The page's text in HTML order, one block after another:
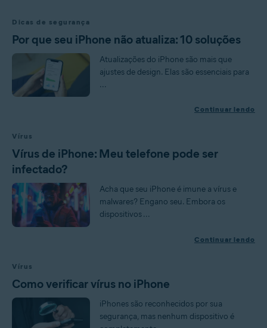
Dicas de segurança
Por que seu iPhone não atualiza: 10 soluções
Atualizações do iPhone são mais que
ajustes de design. Elas são essenciais para
...
Continuar lendo
Vírus
Vírus de iPhone: Meu telefone pode ser
infectado?
Acha que seu iPhone é imune a vírus e
malwares? Engano seu. Embora os
dispositivos ...
Continuar lendo
Vírus
Como verificar vírus no iPhone
iPhones são reconhecidos por sua
segurança, mas nenhum dispositivo é